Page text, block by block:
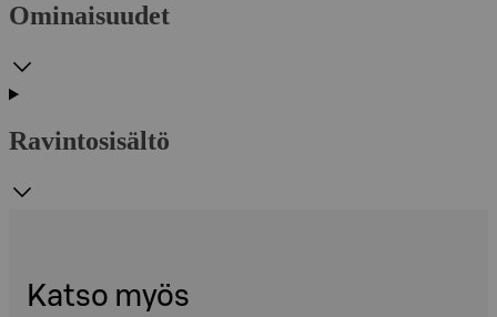
Ominaisuudet
Ravintosisältö
Katso myös